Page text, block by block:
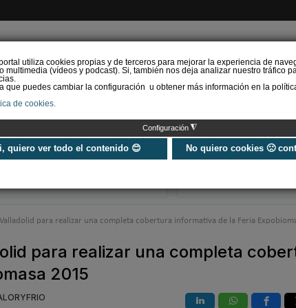
utiliza cookies propias y de terceros para mejorar la experiencia de
multimedia (vídeos y podcast). Si, también nos deja analizar nuestro tráfico
que puedes cambiar la configuración u obtener más información en la
de cookies.
Configuración ◮
quiero ver todo el contenido 😊 No quiero cookies 🙁
RENOVABLES
Universo Aniversario - Un
año, muchos momentos
exigir la
para realizar una completa cobertura informativa de la Feria
para realizar una completa
2015